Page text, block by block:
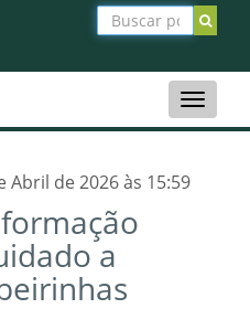
Toggle
Abril de 2026 às 15:59
a